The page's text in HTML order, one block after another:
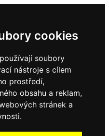
cookies
soubory
nástroje s cílem
prostředí,
obsahu a reklam,
stránek a